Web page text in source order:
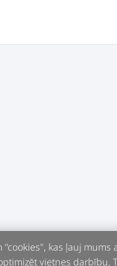
"cookies", kas ļauj
vietnes darbību.